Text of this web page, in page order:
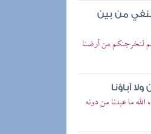
من بين
لنخرجنكم من أرضنا
آباؤنا
ما عبدنا من دونه